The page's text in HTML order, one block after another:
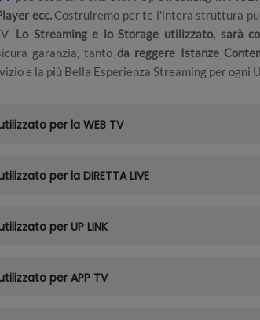
ecc.Costruiremo per te l'intera struttura
Lo Streaming e lo Storage utilizzato, sarà
garanzia, tantoda reggere Istanze
e la più Bella Esperienza Streaming per ogni
utilizzato per la WEB TV
per la DIRETTA LIVE
per UP LINK
per APP TV